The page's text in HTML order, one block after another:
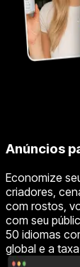
Anúncios
Economize
criadores,
com rostos,
com seu
50 idiomas
global e a